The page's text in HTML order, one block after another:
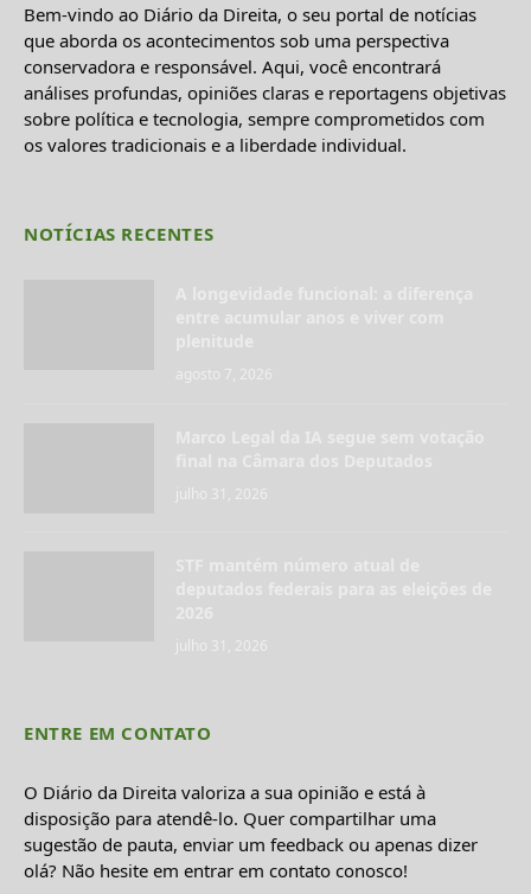
Bem-vindo ao Diário da Direita, o seu portal de notícias
que aborda os acontecimentos sob uma perspectiva
conservadora e responsável. Aqui, você encontrará
análises profundas, opiniões claras e reportagens objetivas
sobre política e tecnologia, sempre comprometidos com
os valores tradicionais e a liberdade individual.
NOTÍCIAS RECENTES
agosto 7, 2026
julho 31, 2026
julho 31, 2026
ENTRE EM CONTATO
O Diário da Direita valoriza a sua opinião e está à
disposição para atendê-lo. Quer compartilhar uma
sugestão de pauta, enviar um feedback ou apenas dizer
olá? Não hesite em entrar em contato conosco!